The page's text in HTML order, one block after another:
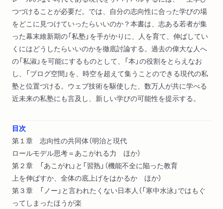
つづけることが必要だ。では、自分の志向性に合った学びの場
をどこに見つけていったらいいのか？本書は、志ある若者が集
った幕末維新期の「私塾」を手がかりに、人を育て、伸ばしてい
くにはどうしたらいいのかを徹底討論する。過去の偉大な人へ
の「私淑」を可能にするものとして、「本」の役割をとらえなお
し、「ブログ空間」を、時空を超えて集うことのできる現代の私
塾と位置づける。ウェブ技術を駆使した、数万人が共に学べる
近未来の私塾にも言及し、新しい学びの可能性を提示する。
目次
第１章 志向性の共同体（明治と現代
ロールモデル思考＝あこがれる力 ほか）
第２章 「あこがれ」と「習熟」（機能不全に陥った教育
上を伸ばすか、全体の底上げをはかるか ほか）
第３章 「ノー」と言われたくない日本人（「寒中水泳」ではもぐ
ってしまったほうが楽